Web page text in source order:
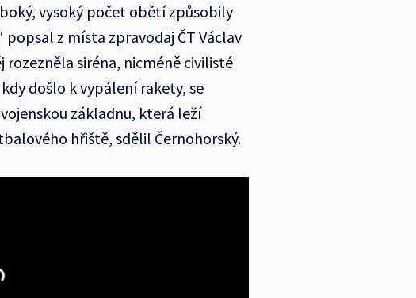
vysoký počet obětí způsobily
z místa zpravodaj ČT Václav
rozezněla siréna, nicméně civilisté
došlo k vypálení rakety, se
základnu, která leží
hřiště, sdělil Černohorský.